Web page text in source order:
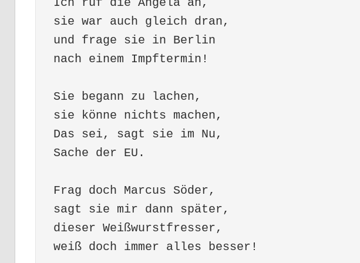
sie war auch gleich dran,
und frage sie in Berlin
nach einem Impftermin!
Sie begann zu lachen,
sie könne nichts machen,
Das sei, sagt sie im Nu,
Sache der EU.
Frag doch Marcus Söder,
sagt sie mir dann später,
dieser Weißwurstfresser,
weiß doch immer alles besser!